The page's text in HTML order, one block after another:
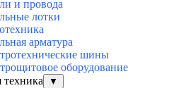
и провода
лотки
арматура
шины
оборудование
▼